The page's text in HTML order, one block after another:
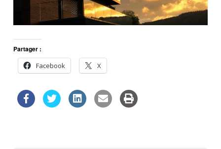
Partager :
Facebook
X